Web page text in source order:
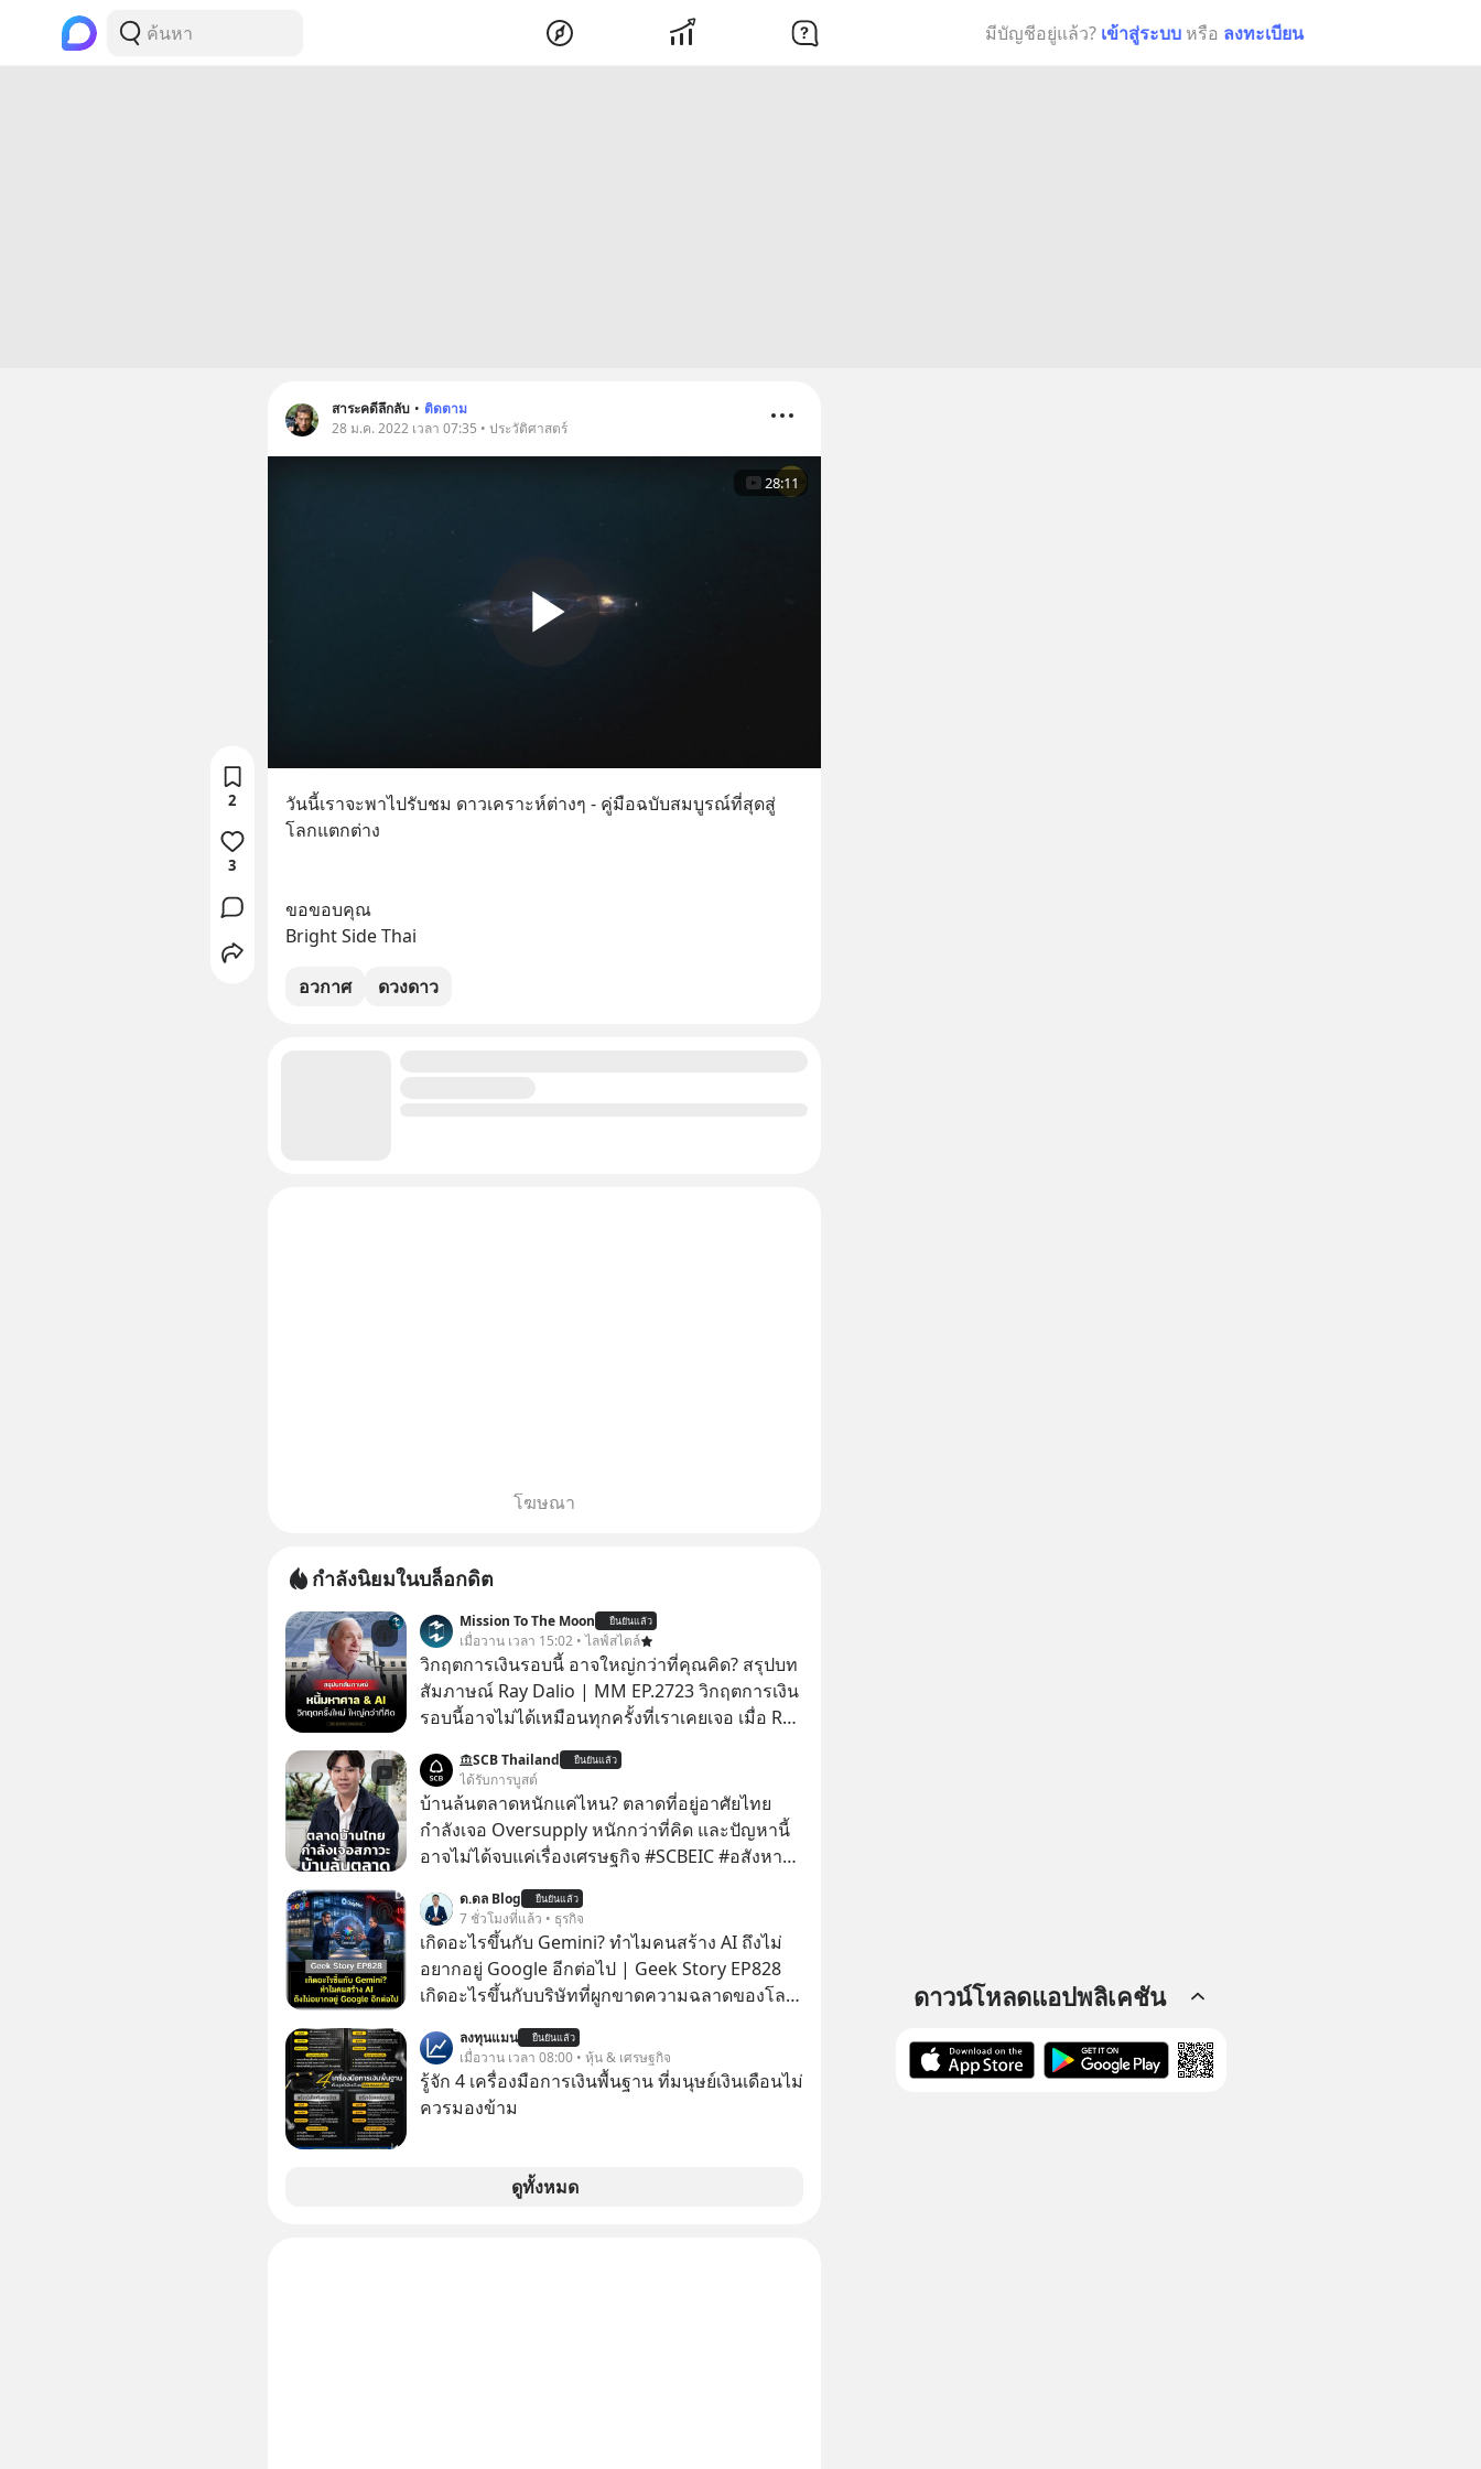
มีบัญชีอยู่แล้ว? เข้าสู่ระบบ หรือ ลงทะเบียน
สาระคดีลึกลับ • ติดตาม
28 ม.ค. 2022 เวลา 07:35 • ประวัติศาสตร์
28:11
วันนี้เราจะพาไปรับชม ดาวเคราะห์ต่างๆ - คู่มือฉบับสมบูรณ์ที่สุดสู่
โลกแตกต่าง
ขอขอบคุณ
Bright Side Thai
อวกาศ ดวงดาว
2
3
โฆษณา
กำลังนิยมในบล็อกดิต
Mission To The Moon ยืนยันแล้ว
เมื่อวาน เวลา 15:02 • ไลฟ์สไตล์
วิกฤตการเงินรอบนี้ อาจใหญ่กว่าที่คุณคิด? สรุปบท
สัมภาษณ์ Ray Dalio | MM EP.2723 วิกฤตการเงิน
รอบนี้อาจไม่ได้เหมือนทุกครั้งที่เราเคยเจอ เมื่อ Ray
ต่อหลายครั้ง ออกมาส่งสัญญาณเตือนระเบิดเวลา
ลูกใหม่ที่กำลังก่อตัวขึ้น จาก "ระเบิดหนี้สิน
มหาศาล" ผสานเข้ากับ "ฟองสบู่กระแส AI" ที่ผู้คน
กำลังแห่ไล่ราคาอย่างบ้าคลั่ง บทเรียนจาก
กำลังจะเปลี่ยนมือไปในทิศทางไหน? และเราควร
รับมืออย่างไรก่อนที่ทุกอย่างจะสายเกินไป? ร่วม
เจาะลึกบทวิเคราะห์และข้อคิดการเงินฉบับ Dalio
กันได้ใน EP. นี้ #RayDalio #สรุปบทเรียน #การเงิน
การลงทุน #MissionToTheMoon
#MissionToTheMoonPodcast
SCB Thailand ยืนยันแล้ว
ได้รับการบูสต์
บ้านล้นตลาดหนักแค่ไหน? ตลาดที่อยู่อาศัยไทย
กำลังเจอ Oversupply หนักกว่าที่คิด และปัญหานี้
อาจไม่ได้จบแค่เรื่องเศรษฐกิจ #SCBEIC #อสังหา
#SCBThailand สามารถดูคลิปที่ youtube ประกอบ
ได้ที่ link : https://youtube.com/shorts/-
xU9gYcfVJk?feature=share
ด.ดล Blog ยืนยันแล้ว
7 ชั่วโมงที่แล้ว • ธุรกิจ
เกิดอะไรขึ้นกับ Gemini? ทำไมคนสร้าง AI ถึงไม่
อยากอยู่ Google อีกต่อไป | Geek Story EP828
เกิดอะไรขึ้นกับบริษัทที่ผูกขาดความฉลาดของโลก
Gemini เคยสอบได้ที่ 1 ของวงการ AI แต่วันนี้
Google กลับร่วงดิ่งไปอยู่อันดับ 11 ปล่อยให้
OpenAI และ Anthropic แซงหน้า โมเดลอาวุธ
การยอมถอยเพื่อกระโดดให้ไกลกว่าเดิม EP เราจะ
ลงทุนแมน ยืนยันแล้ว
เมื่อวาน เวลา 08:00 • หุ้น & เศรษฐกิจ
รู้จัก 4 เครื่องมือการเงินพื้นฐาน ที่มนุษย์เงินเดือนไม่
ควรมองข้าม
ดูทั้งหมด
ดาวน์โหลดแอปพลิเคชัน